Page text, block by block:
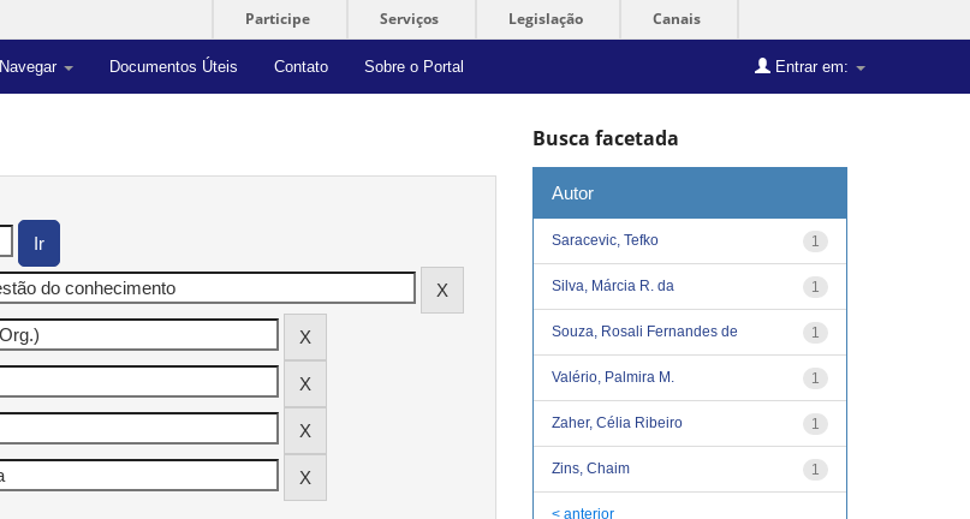
Participe Serviços Legislação Canais
Navegar Documentos Úteis Contato Sobre o Portal Entrar em:
Busca facetada
Autor
1
Saracevic, Tefko
1
Silva, Márcia R. da
1
Souza, Rosali Fernandes de
1
Valério, Palmira M.
1
Zaher, Célia Ribeiro
1
Zins, Chaim
< anterior